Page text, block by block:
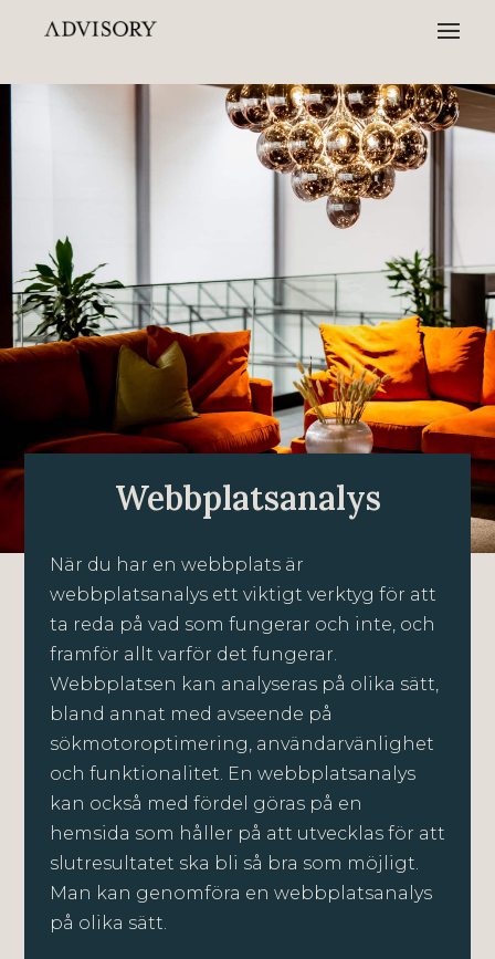
Webbplatsanalys
När du har en webbplats är
webbplatsanalys ett viktigt verktyg för att
ta reda på vad som fungerar och inte, och
framför allt varför det fungerar.
Webbplatsen kan analyseras på olika sätt,
bland annat med avseende på
sökmotoroptimering, användarvänlighet
och funktionalitet. En webbplatsanalys
kan också med fördel göras på en
hemsida som håller på att utvecklas för att
slutresultatet ska bli så bra som möjligt.
Man kan genomföra en webbplatsanalys
på olika sätt.